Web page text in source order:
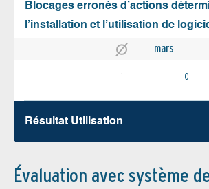
Blocages erronés d’actions
l’installation et l’utilisation de
mars
1 0
Résultat Utilisation
Évaluation avec système